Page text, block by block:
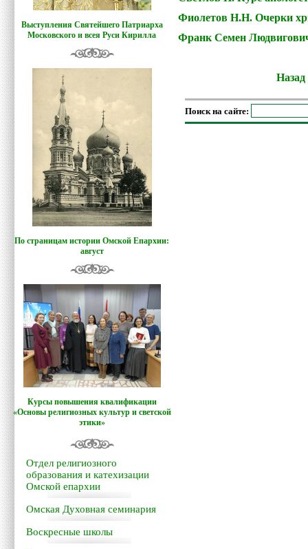
Выступления Святейшего Патриарха
Московского и всея Руси Кирилла
По страницам истории Омской Епархии:
август
Курсы повышения квалификации
«Основы религиозных культур и светской
этики»
Отдел религиозного
образования и катехизации
Омской епархии
Омская Духовная семинария
Воскресные школы
Фиолетов Н.Н. Очерки
Франк Семен
Поиск на сайте: